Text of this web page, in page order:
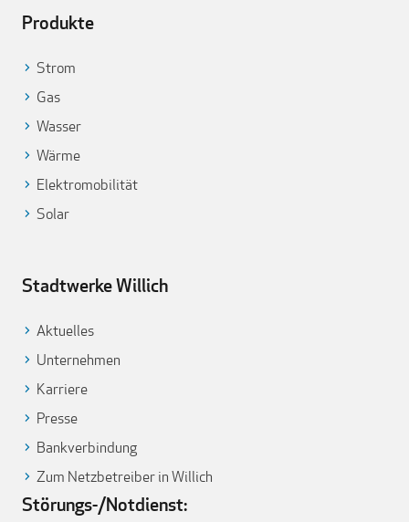
Produkte
Strom
Gas
Wasser
Wärme
Elektromobilität
Solar
Stadtwerke Willich
Aktuelles
Unternehmen
Karriere
Presse
Bankverbindung
Zum Netzbetreiber in Willich
Störungs-/Notdienst: